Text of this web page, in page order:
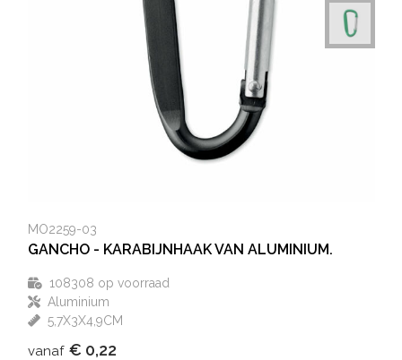
MO2259-03
GANCHO - KARABIJNHAAK VAN ALUMINIUM.
108308 op voorraad
Aluminium
5,7X3X4,9CM
vanaf € 0,22